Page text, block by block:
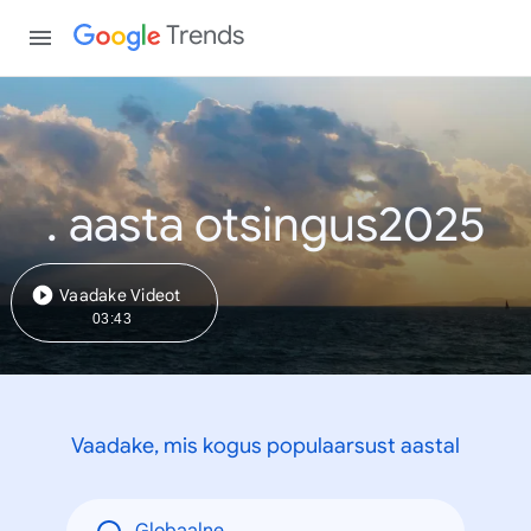
Trends
. aasta otsingus2025
Vaadake Videot
03:43
Vaadake, mis kogus populaarsust aastal